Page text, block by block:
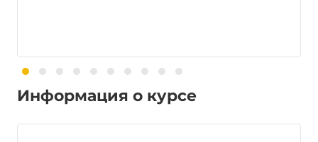
Информация о курсе